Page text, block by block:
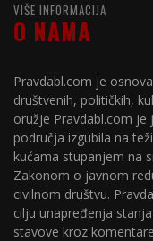
VIŠE INFORMACIJA
O NAMA
Pravdabl.com je
društvenih, političkih,
oružje Pravdabl.com
područja izgubila na
kućama stupanjem na
Zakonom o javnom
civilnom društvu.
cilju unapređenja
stavove kroz